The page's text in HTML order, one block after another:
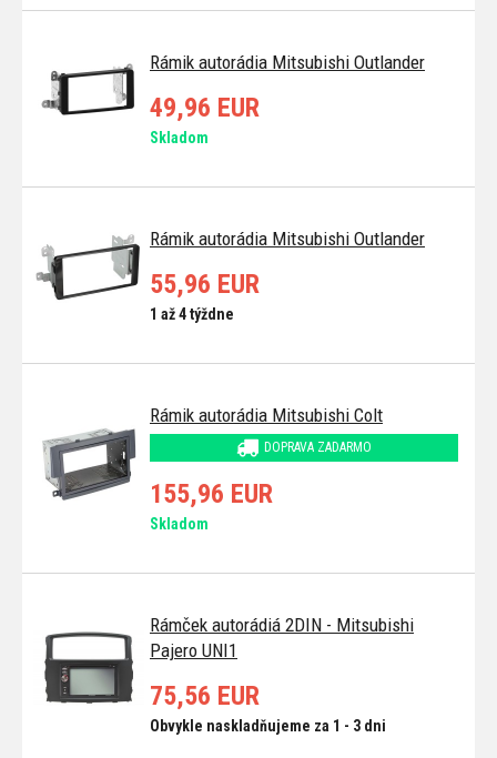
Rámik autorádia Mitsubishi Outlander
49,96 EUR
Skladom
Rámik autorádia Mitsubishi Outlander
55,96 EUR
1 až 4 týždne
Rámik autorádia Mitsubishi Colt
DOPRAVA ZADARMO
155,96 EUR
Skladom
Rámček autorádiá 2DIN - Mitsubishi
Pajero UNI1
75,56 EUR
Obvykle naskladňujeme za 1 - 3 dni